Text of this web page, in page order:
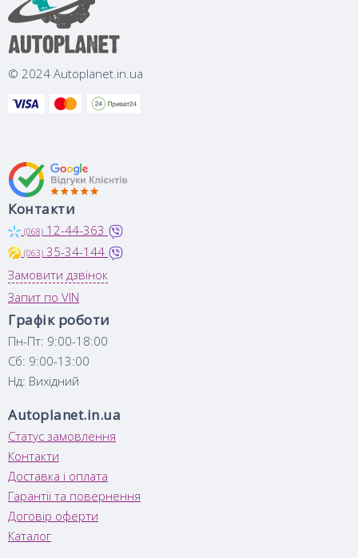
© 2024 Autoplanet.in.ua
Контакти
(068) 12-44-363
(063) 35-34-144
Замовити дзвінок
Запит по VIN
Графік роботи
Пн-Пт: 9:00-18:00
Сб: 9:00-13:00
Нд: Вихідний
Autoplanet.in.ua
Статус замовлення
Контакти
Доставка і оплата
Гарантії та повернення
Договір оферти
Каталог